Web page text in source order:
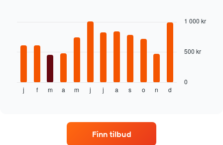
Diagrammet
gjennomsnittsprisen
j f m a m j j a s o n d
0
500 kr
1 000 kr
Finn tilbud